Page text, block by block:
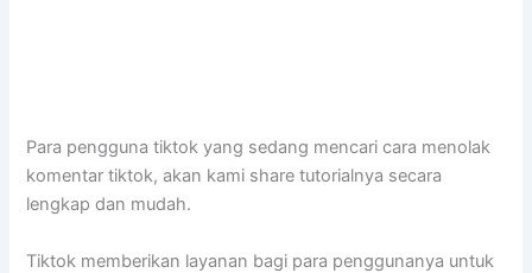
Para pengguna tiktok yang sedang mencari cara menolak
komentar tiktok, akan kami share tutorialnya secara
lengkap dan mudah.
Tiktok memberikan layanan bagi para penggunanya untuk